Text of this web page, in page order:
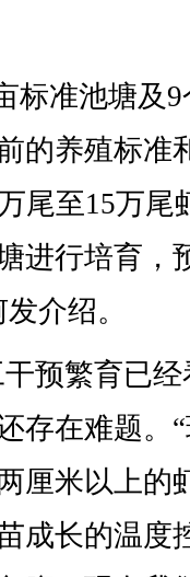
标准池塘及
的养殖标准
尾至15万尾
进行培育，
介绍。
预繁育已
存在难题。
厘米以上的
成长的温度